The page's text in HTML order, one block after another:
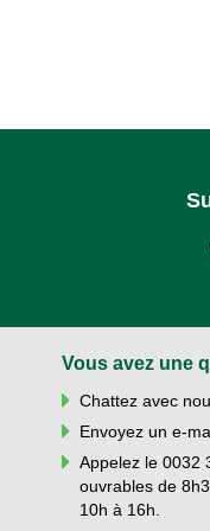
Vous avez une
Chattez avec
Envoyez un e-
Appelez le 0032
ouvrables de
10h à 16h.